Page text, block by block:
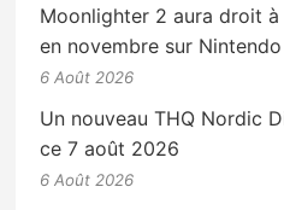
Moonlighter 2 aura droit
en novembre sur
6 Août 2026
Un nouveau THQ Nordic
ce 7 août 2026
6 Août 2026